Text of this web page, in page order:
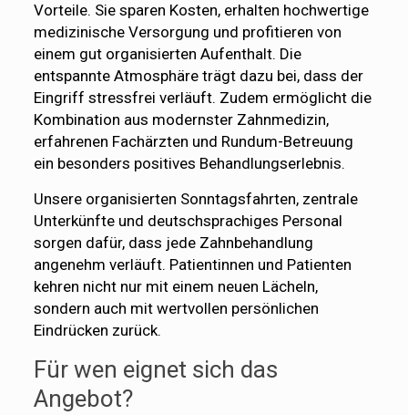
Vorteile. Sie sparen Kosten, erhalten hochwertige
medizinische Versorgung und profitieren von
einem gut organisierten Aufenthalt. Die
entspannte Atmosphäre trägt dazu bei, dass der
Eingriff stressfrei verläuft. Zudem ermöglicht die
Kombination aus modernster Zahnmedizin,
erfahrenen Fachärzten und Rundum-Betreuung
ein besonders positives Behandlungserlebnis.
Unsere organisierten Sonntagsfahrten, zentrale
Unterkünfte und deutschsprachiges Personal
sorgen dafür, dass jede Zahnbehandlung
angenehm verläuft. Patientinnen und Patienten
kehren nicht nur mit einem neuen Lächeln,
sondern auch mit wertvollen persönlichen
Eindrücken zurück.
Für wen eignet sich das
Angebot?